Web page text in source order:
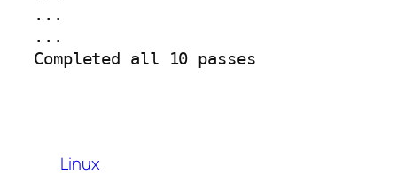
...
...
Linux